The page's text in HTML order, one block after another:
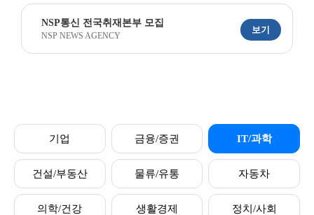
NSP통신 전국취재본부 모집
NSP NEWS AGENCY
보기
기업 금융/증권 IT/과학
건설/부동산 물류/유통 자동차
의학/건강 생활경제 정치/사회